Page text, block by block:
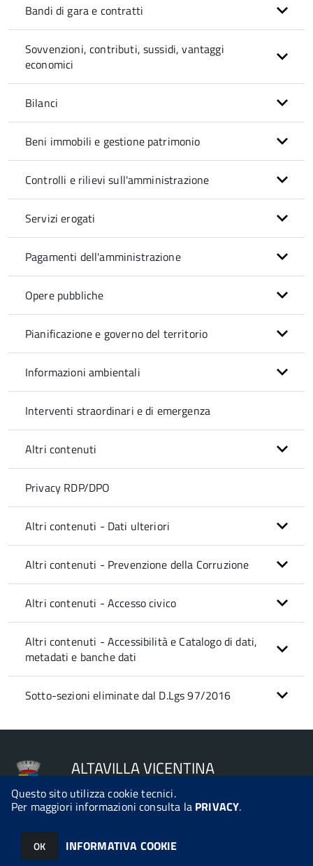
Questo sito utilizza cookie tecnici.
Per maggiori informazioni consulta la PRIVACY.
OK INFORMATIVA COOKIE
Bandi di gara e contratti
Sovvenzioni, contributi, sussidi, vantaggi
economici
Bilanci
Beni immobili e gestione patrimonio
Controlli e rilievi sull'amministrazione
Servizi erogati
Pagamenti dell'amministrazione
Opere pubbliche
Pianificazione e governo del territorio
Informazioni ambientali
Interventi straordinari e di emergenza
Altri contenuti
Privacy RDP/DPO
Altri contenuti - Dati ulteriori
Altri contenuti - Prevenzione della Corruzione
Altri contenuti - Accesso civico
Altri contenuti - Accessibilità e Catalogo di dati,
metadati e banche dati
Sotto-sezioni eliminate dal D.Lgs 97/2016
ALTAVILLA VICENTINA